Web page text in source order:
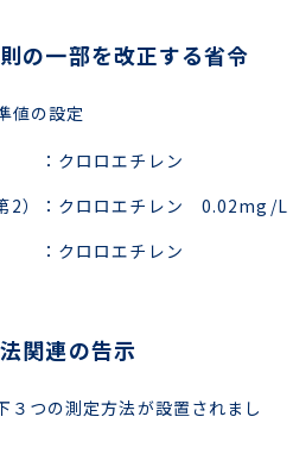
の一部を改正する省令
値の設定
：クロロエチレン
2）：クロロエチレン 0.02mg/L
：クロロエチレン
関連の告示
３つの測定方法が設置されまし